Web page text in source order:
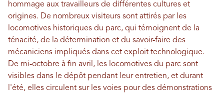
hommage aux travailleurs de différentes cultures et
origines. De nombreux visiteurs sont attirés par les
locomotives historiques du parc, qui témoignent de la
ténacité, de la détermination et du savoir-faire des
mécaniciens impliqués dans cet exploit technologique.
De mi-octobre à fin avril, les locomotives du parc sont
visibles dans le dépôt pendant leur entretien, et durant
l'été, elles circulent sur les voies pour des démonstrations